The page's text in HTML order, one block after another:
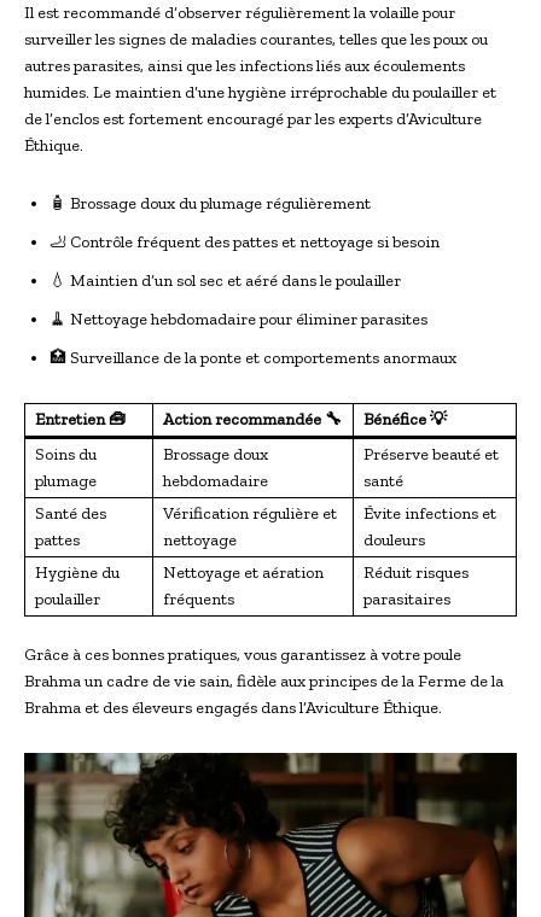
Il est recommandé d’observer régulièrement la volaille pour
surveiller les signes de maladies courantes, telles que les poux ou
autres parasites, ainsi que les infections liés aux écoulements
humides. Le maintien d’une hygiène irréprochable du poulailler et
de l’enclos est fortement encouragé par les experts d’Aviculture
Éthique.
🧴 Brossage doux du plumage régulièrement
🦶 Contrôle fréquent des pattes et nettoyage si besoin
💧 Maintien d’un sol sec et aéré dans le poulailler
🧹 Nettoyage hebdomadaire pour éliminer parasites
🏥 Surveillance de la ponte et comportements anormaux
Entretien 🧰 Action recommandée 🔧
Bénéfice 💡
Soins du
plumage
Brossage doux
hebdomadaire
Préserve beauté et
santé
Santé des
pattes
Vérification régulière et
nettoyage
Évite infections et
douleurs
Hygiène du
poulailler
Nettoyage et aération
fréquents
Réduit risques
parasitaires
Grâce à ces bonnes pratiques, vous garantissez à votre poule
Brahma un cadre de vie sain, fidèle aux principes de la Ferme de la
Brahma et des éleveurs engagés dans l’Aviculture Éthique.